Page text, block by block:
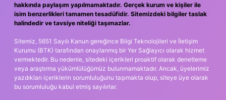
hakkında paylaşım yapılmamaktadır. Gerçek kurum ve kişiler ile
isim benzerlikleri tamamen tesadüfidir. Sitemizdeki bilgiler taslak
halindedir ve tavsiye niteliği taşımazlar.
Sitemiz, 5651 Sayılı Kanun gereğince Bilgi Teknolojileri ve İletişim
Kurumu (BTK) tarafından onaylanmış bir Yer Sağlayıcı olarak hizmet
vermektedir. Bu nedenle, sitedeki içerikleri proaktif olarak denetleme
veya araştırma yükümlülüğümüz bulunmamaktadır. Ancak, üyelerimiz
yazdıkları içeriklerin sorumluluğunu taşımakta olup, siteye üye olarak
bu sorumluluğu kabul etmiş sayılırlar.